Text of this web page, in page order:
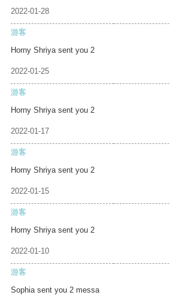
2022-01-28
游客
Horny Shriya sent you 2
2022-01-25
游客
Horny Shriya sent you 2
2022-01-17
游客
Horny Shriya sent you 2
2022-01-15
游客
Horny Shriya sent you 2
2022-01-10
游客
Sophia sent you 2 messa